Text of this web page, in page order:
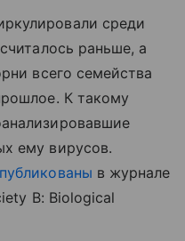
среди
раньше, а
всего семейства
К такому
ему вирусов.
в журнале
B: Biological